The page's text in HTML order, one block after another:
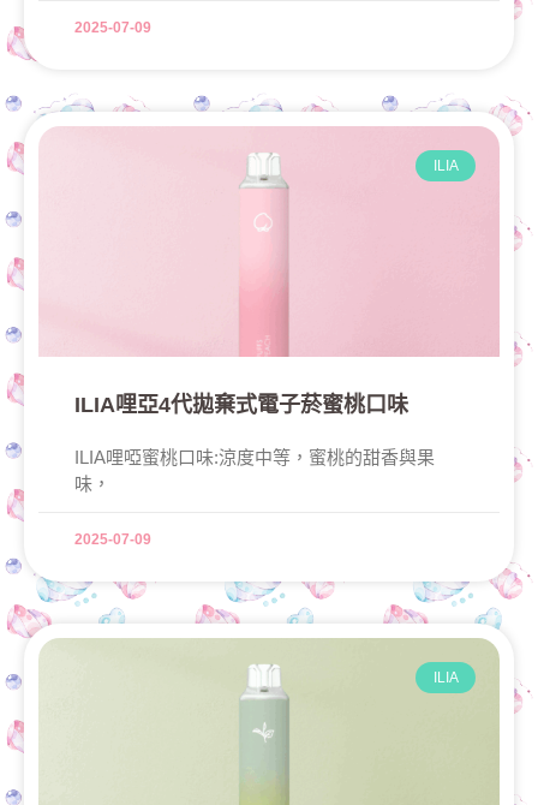
2025-07-09
ILIA
ILIA哩亞4代拋棄式電子菸蜜桃口味
ILIA哩啞蜜桃口味:涼度中等，蜜桃的甜香與果
味，
2025-07-09
ILIA